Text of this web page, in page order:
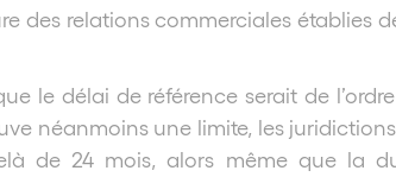
des relations commerciales établies
le délai de référence serait de
néanmoins une limite, les
de 24 mois, alors même que la